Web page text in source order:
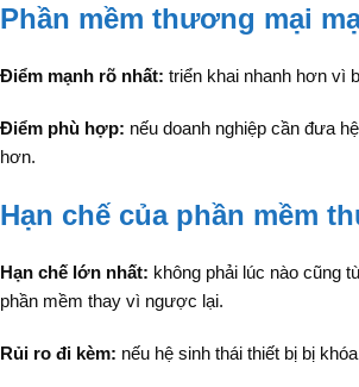
Phần mềm thương mại
Điểm mạnh rõ nhất: triển khai nhanh hơn vì
Điểm phù hợp: nếu doanh nghiệp cần đưa
hơn.
Hạn chế của phần mềm
Hạn chế lớn nhất: không phải lúc nào cũng
phần mềm thay vì ngược lại.
Rủi ro đi kèm: nếu hệ sinh thái thiết bị bị